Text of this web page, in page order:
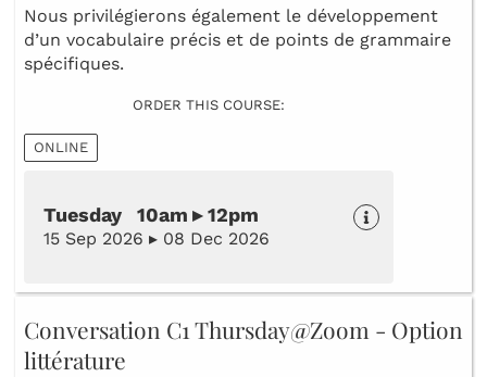
Nous privilégierons également le développement
d’un vocabulaire précis et de points de grammaire
spécifiques.
ORDER THIS COURSE:
ONLINE
Tuesday 10am ▸ 12pm
15 Sep 2026 ▸ 08 Dec 2026
Conversation C1 Thursday@Zoom - Option
littérature